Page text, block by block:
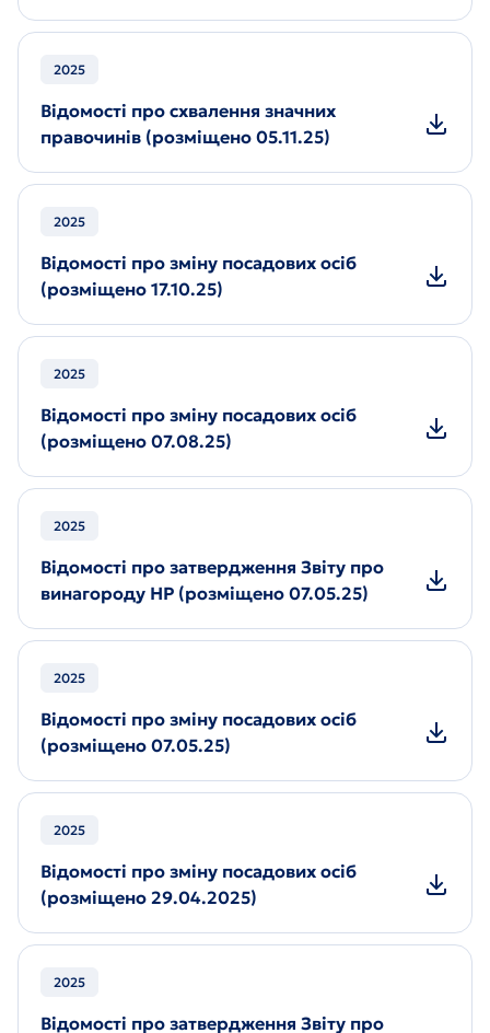
2025
Відомості про схвалення значних
правочинів (розміщено 05.11.25)
2025
Відомості про зміну посадових осіб
(розміщено 17.10.25)
2025
Відомості про зміну посадових осіб
(розміщено 07.08.25)
2025
Відомості про затвердження Звіту про
винагороду НР (розміщено 07.05.25)
2025
Відомості про зміну посадових осіб
(розміщено 07.05.25)
2025
Відомості про зміну посадових осіб
(розміщено 29.04.2025)
2025
Відомості про затвердження Звіту про